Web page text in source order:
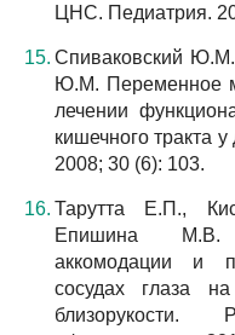
ЦНС. Педиатрия.
Спиваковский
Ю.М. Переменное
лечении
кишечного тракта
2008; 30 (6): 103.
Тарутта Е.П.,
Епишина М.В.
аккомодации и
сосудах глаза
близорукости.